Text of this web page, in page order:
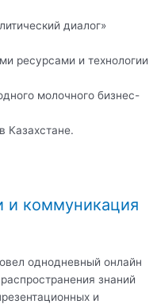
диалог»
ресурсами и технологии
молочного бизнес-
Казахстане.
и коммуникация
однодневный онлайн
знаний
и